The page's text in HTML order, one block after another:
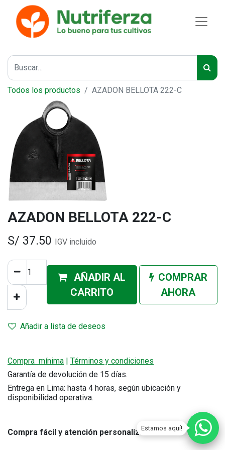
Estamos aquí!
Todos los productos AZADON BELLOTA 222-C
AZADON BELLOTA 222-C
S/ 37.50 IGV incluido
AÑADIR AL
CARRITO
COMPRAR
AHORA
Añadir a lista de deseos
Compra mínima | Términos y condiciones
Garantía de devolución de 15 días.
Entrega en Lima: hasta 4 horas, según ubicación y
disponibilidad operativa.
Compra fácil y atención personalizada.